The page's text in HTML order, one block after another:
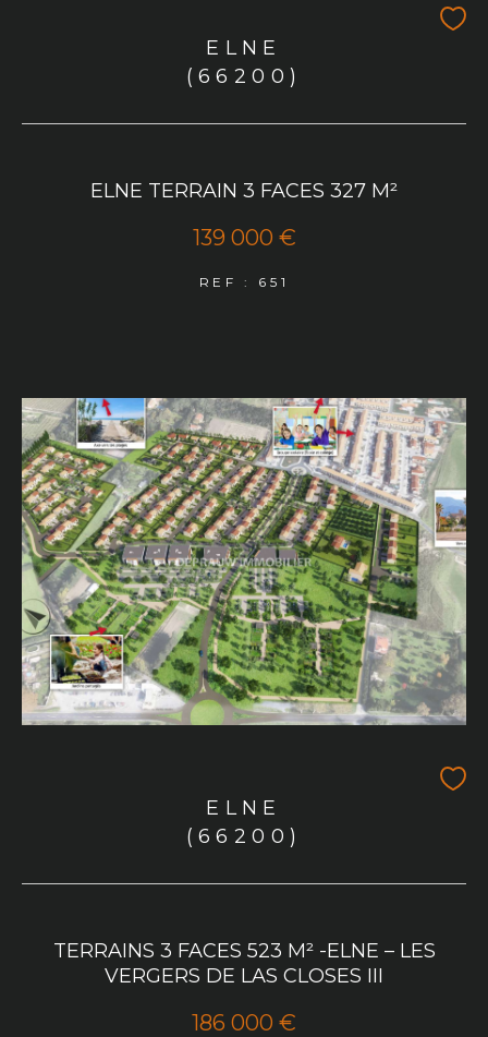
ELNE
(66200)
ELNE TERRAIN 3 FACES 327 M²
139 000 €
REF : 651
ELNE
(66200)
TERRAINS 3 FACES 523 M² -ELNE – LES
VERGERS DE LAS CLOSES III
186 000 €